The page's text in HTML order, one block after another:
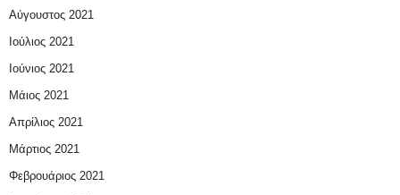
Αύγουστος 2021
Ιούλιος 2021
Ιούνιος 2021
Μάιος 2021
Απρίλιος 2021
Μάρτιος 2021
Φεβρουάριος 2021